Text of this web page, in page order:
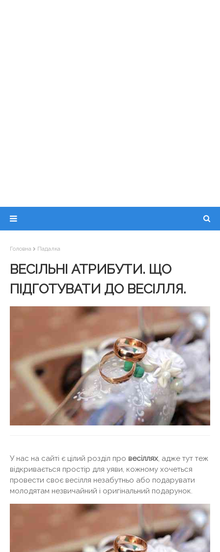
Головна Падалка
ВЕСІЛЬНІ АТРИБУТИ. ЩО
ПІДГОТУВАТИ ДО ВЕСІЛЛЯ.
У нас на сайті є цілий розділ про весіллях , адже тут теж
відкривається простір для уяви, кожному хочеться
провести своє весілля незабутньо або подарувати
молодятам незвичайний і оригінальний подарунок.